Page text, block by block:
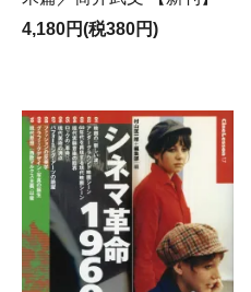
4,180円(税380円)